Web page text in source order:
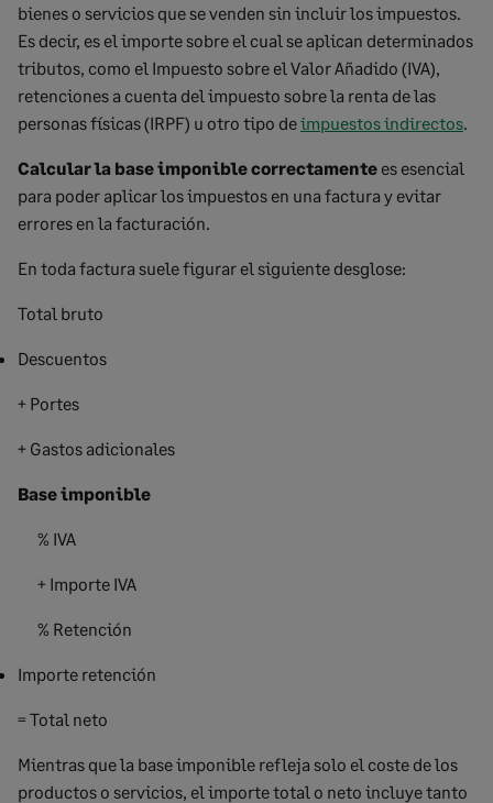
bienes o servicios que se venden sin incluir los impuestos.
Es decir, es el importe sobre el cual se aplican determinados
tributos, como el Impuesto sobre el Valor Añadido (IVA),
retenciones a cuenta del impuesto sobre la renta de las
personas físicas (IRPF) u otro tipo deimpuestos indirectos
Calcular la base imponiblecorrectamente es esencial
para poder aplicar los impuestos en una factura y evitar
errores en la facturación.
En toda factura suele figurar el siguiente desglose:
Total bruto
Descuentos
+ Portes
+ Gastos adicionales
Base imponible
% IVA
+ Importe IVA
% Retención
Importe retención
= Total neto
Mientras que la base imponible refleja solo el coste de los
productos o servicios, el importe total o neto incluye tanto